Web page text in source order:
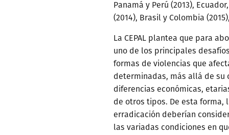
Panamá y Perú (2013),
(2014), Brasil y Colombia
La CEPAL plantea que para
uno de los principales
formas de violencias que
determinadas, más allá de su
diferencias económicas,
de otros tipos. De esta
erradicación deberían
las variadas condiciones en